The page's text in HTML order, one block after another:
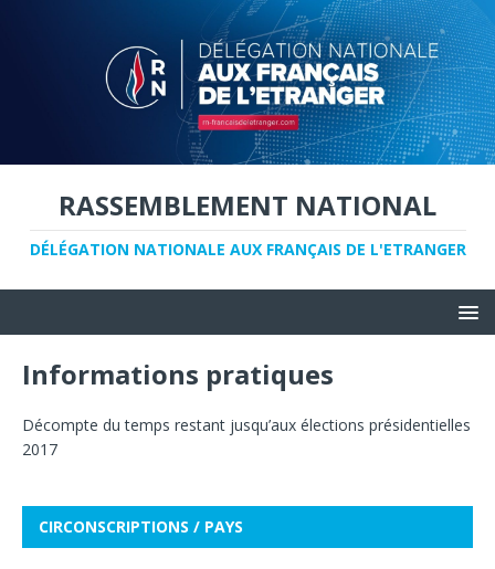
RASSEMBLEMENT NATIONAL
DÉLÉGATION NATIONALE AUX FRANÇAIS DE L'ETRANGER
Informations pratiques
Décompte du temps restant jusqu’aux élections présidentielles
2017
CIRCONSCRIPTIONS / PAYS